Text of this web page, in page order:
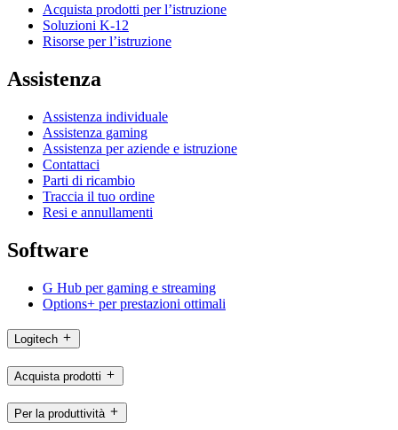
Acquista prodotti per l’istruzione
Soluzioni K-12
Risorse per l’istruzione
Assistenza
Assistenza individuale
Assistenza gaming
Assistenza per aziende e istruzione
Contattaci
Parti di ricambio
Traccia il tuo ordine
Resi e annullamenti
Software
G Hub per gaming e streaming
Options+ per prestazioni ottimali
Logitech
Acquista prodotti
Per la produttività